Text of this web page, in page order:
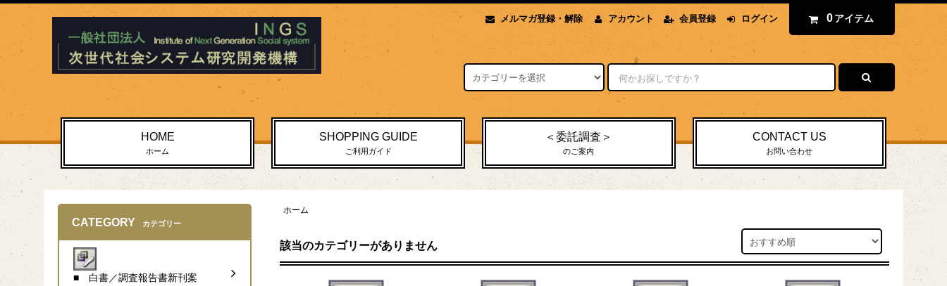
メルマガ登録・解除 アカウント 会員登録 ログイン 0 アイテム
HOME
ホーム
SHOPPING GUIDE
ご利用ガイド
＜委託調査＞
のご案内
CONTACT US
お問い合わせ
ホーム
該当のカテゴリーがありません
CATEGORY カテゴリー
■ 白書／調査報告書新刊案